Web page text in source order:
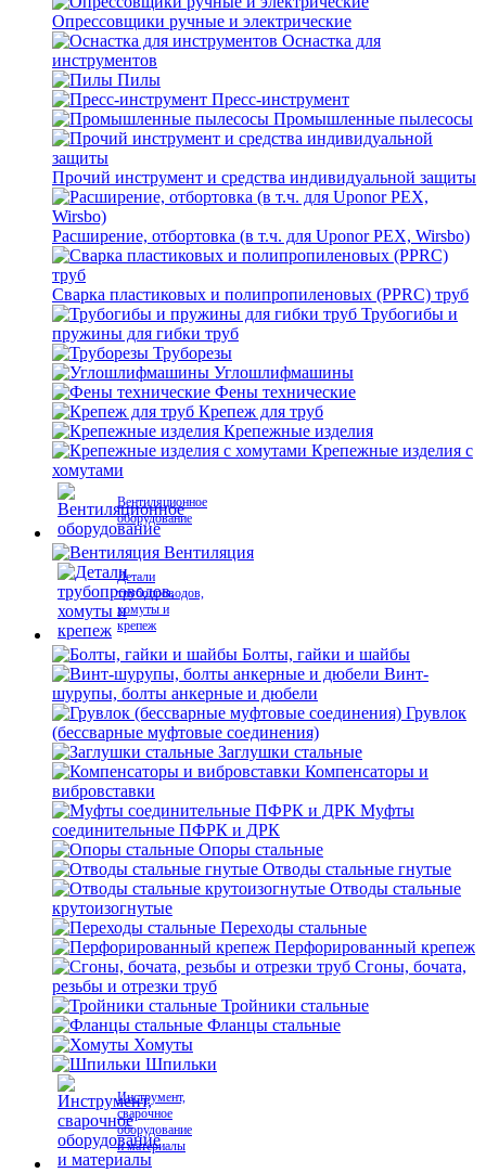
Опрессовщики ручные и электрические
Оснастка для
инструментов
Пилы
Пресс-инструмент
Промышленные пылесосы
Прочий инструмент и средства индивидуальной защиты
Расширение, отбортовка (в т.ч. для Uponor PEX, Wirsbo)
Сварка пластиковых и полипропиленовых (PPRC) труб
Трубогибы и
пружины для гибки труб
Труборезы
Углошлифмашины
Фены технические
Крепеж для труб
Крепежные изделия
Крепежные изделия с
хомутами
Вентиляционное
оборудование
Вентиляция
Детали
трубопроводов,
хомуты и
крепеж
Болты, гайки и шайбы
Винт-
шурупы, болты анкерные и дюбели
Грувлок
(бессварные муфтовые соединения)
Заглушки стальные
Компенсаторы и
вибровставки
Муфты
соединительные ПФРК и ДРК
Опоры стальные
Отводы стальные гнутые
Отводы стальные
крутоизогнутые
Переходы стальные
Перфорированный крепеж
Сгоны, бочата,
резьбы и отрезки труб
Тройники стальные
Фланцы стальные
Хомуты
Шпильки
Инструмент,
сварочное
оборудование
и материалы